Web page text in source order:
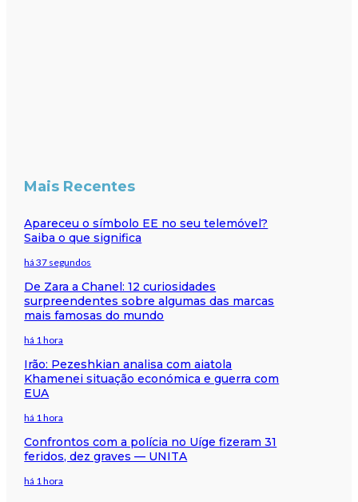
Mais Recentes
Apareceu o símbolo EE no seu telemóvel?
Saiba o que significa
há 37 segundos
De Zara a Chanel: 12 curiosidades
surpreendentes sobre algumas das marcas
mais famosas do mundo
há 1 hora
Irão: Pezeshkian analisa com aiatola
Khamenei situação económica e guerra com
EUA
há 1 hora
Confrontos com a polícia no Uíge fizeram 31
feridos, dez graves — UNITA
há 1 hora